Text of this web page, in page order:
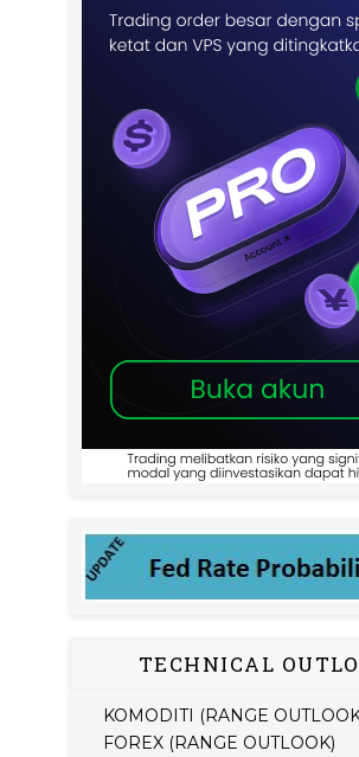
TECHNICAL
KOMODITI (RANGE
FOREX (RANGE OUTLOOK)